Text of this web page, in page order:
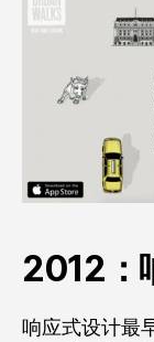
2012：
响应式设计最